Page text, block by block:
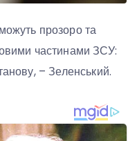
прозоро та
частинами ЗСУ:
– Зеленський.